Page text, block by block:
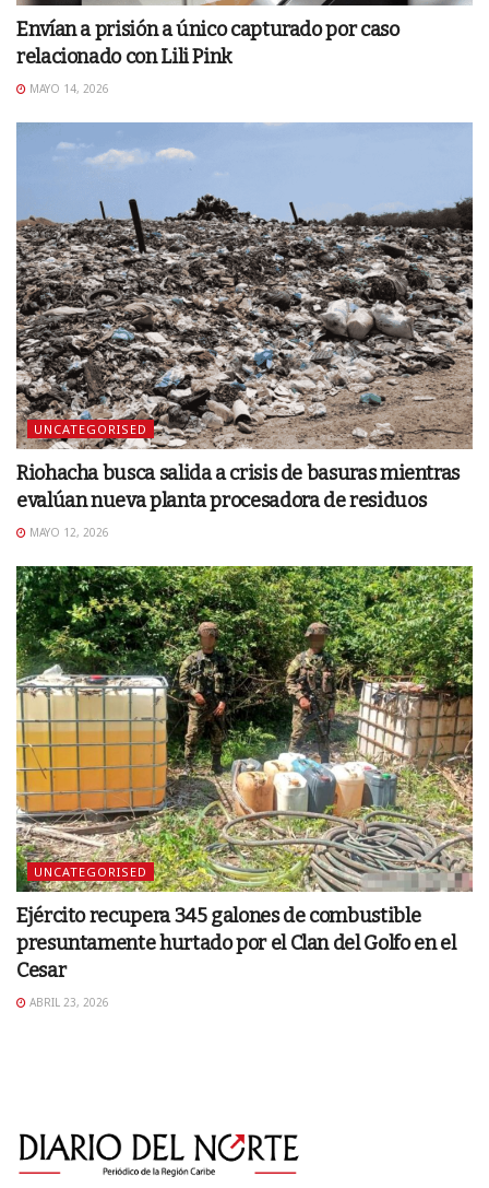
Envían a prisión a único capturado por caso
relacionado con Lili Pink
MAYO 14, 2026
UNCATEGORISED
Riohacha busca salida a crisis de basuras mientras
evalúan nueva planta procesadora de residuos
MAYO 12, 2026
UNCATEGORISED
Ejército recupera 345 galones de combustible
presuntamente hurtado por el Clan del Golfo en el
Cesar
ABRIL 23, 2026